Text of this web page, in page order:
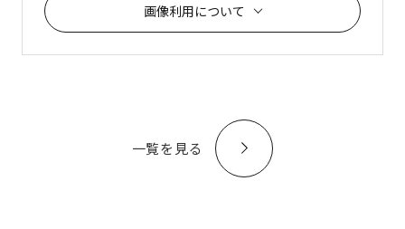
画像利用について
一覧を見る